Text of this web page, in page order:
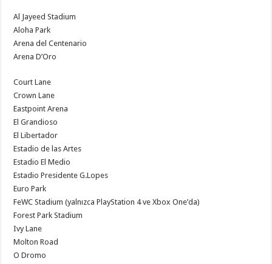
Al Jayeed Stadium
Aloha Park
Arena del Centenario
Arena D’Oro
Court Lane
Crown Lane
Eastpoint Arena
El Grandioso
El Libertador
Estadio de las Artes
Estadio El Medio
Estadio Presidente G.Lopes
Euro Park
FeWC Stadium (yalnızca PlayStation 4 ve Xbox One’da)
Forest Park Stadium
Ivy Lane
Molton Road
O Dromo